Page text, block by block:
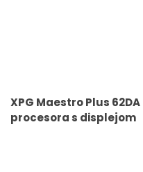
XPG Maestro Plus
procesora s displejom